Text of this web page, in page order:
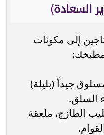
السعادة)
إلى مكونات
جيداً (بليلة)
السلق.
الطازج، ملعقة